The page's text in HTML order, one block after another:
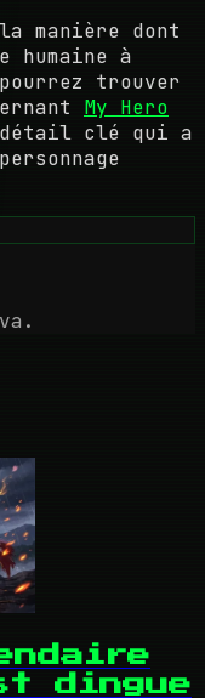
manière dont
à
trouver
My Hero
clé qui a
dingue